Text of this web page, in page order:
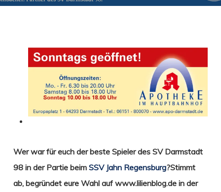
Wer war für euch der beste Spieler des SV Darmstadt
98 in der Partie beim SSV Jahn Regensburg?Stimmt
ab, begründet eure Wahl auf www.lilienblog.de in der